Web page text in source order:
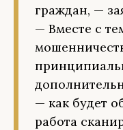
граждан, —
— Вместе с
— как будет
работа